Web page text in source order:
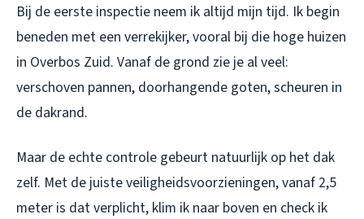
Bij de eerste inspectie neem ik altijd mijn tijd. Ik begin
beneden met een verrekijker, vooral bij die hoge huizen
in Overbos Zuid. Vanaf de grond zie je al veel:
verschoven pannen, doorhangende goten, scheuren in
de dakrand.
Maar de echte controle gebeurt natuurlijk op het dak
zelf. Met de juiste veiligheidsvoorzieningen, vanaf 2,5
meter is dat verplicht, klim ik naar boven en check ik